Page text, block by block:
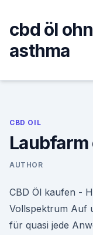
content
cbd öl
asthma
CBD OIL
Laubfarm
AUTHOR
CBD Öl kaufen -
Vollspektrum Auf
für quasi jede